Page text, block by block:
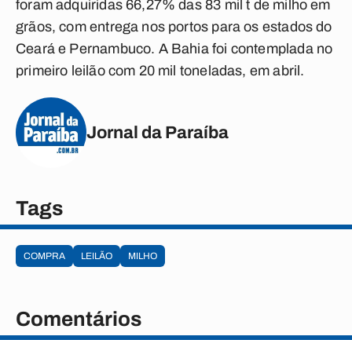
foram adquiridas 66,27% das 83 mil t de milho em
grãos, com entrega nos portos para os estados do
Ceará e Pernambuco. A Bahia foi contemplada no
primeiro leilão com 20 mil toneladas, em abril.
Jornal da Paraíba
Tags
COMPRA LEILÃO MILHO
Comentários